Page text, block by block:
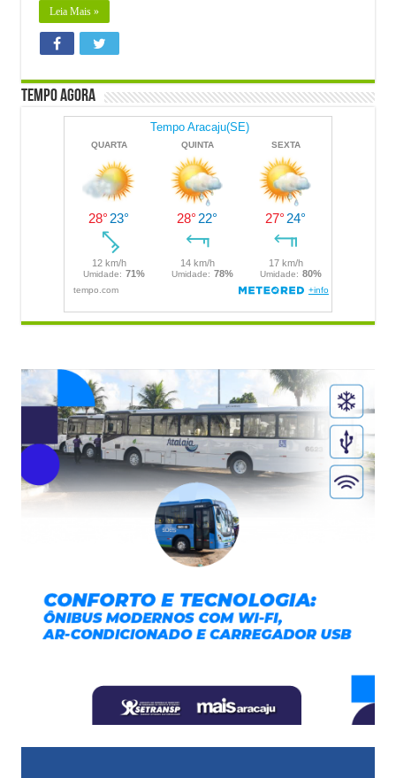
Leia Mais »
Tempo Agora